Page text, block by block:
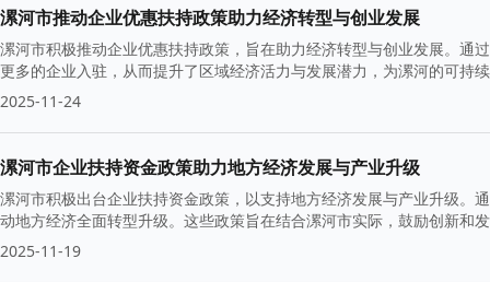
漯河市推动企业优惠扶持政策助力经济转型与创业发展
漯河市积极推动企业优惠扶持政策，旨在助力经济转型与创业发展。通
更多的企业入驻，从而提升了区域经济活力与发展潜力，为漯河的可持
2025-11-24
漯河市企业扶持资金政策助力地方经济发展与产业升级
漯河市积极出台企业扶持资金政策，以支持地方经济发展与产业升级。
动地方经济全面转型升级。这些政策旨在结合漯河市实际，鼓励创新和
2025-11-19